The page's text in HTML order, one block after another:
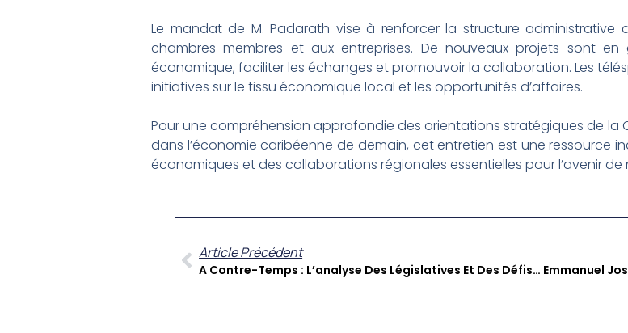
Le mandat de M. Padarath vise à renforcer la structure administrative
chambres membres et aux entreprises. De nouveaux projets sont
économique, faciliter les échanges et promouvoir la collaboration. Les
initiatives sur le tissu économique local et les opportunités d’affaires.
Pour une compréhension approfondie des orientations stratégiques de la
dans l’économie caribéenne de demain, cet entretien est une ressource
économiques et des collaborations régionales essentielles pour l’avenir de
Article Précédent
A Contre-Temps : L’analyse Des Législatives Et Des Défis Sociaux Et Économiques En Outre-Mer